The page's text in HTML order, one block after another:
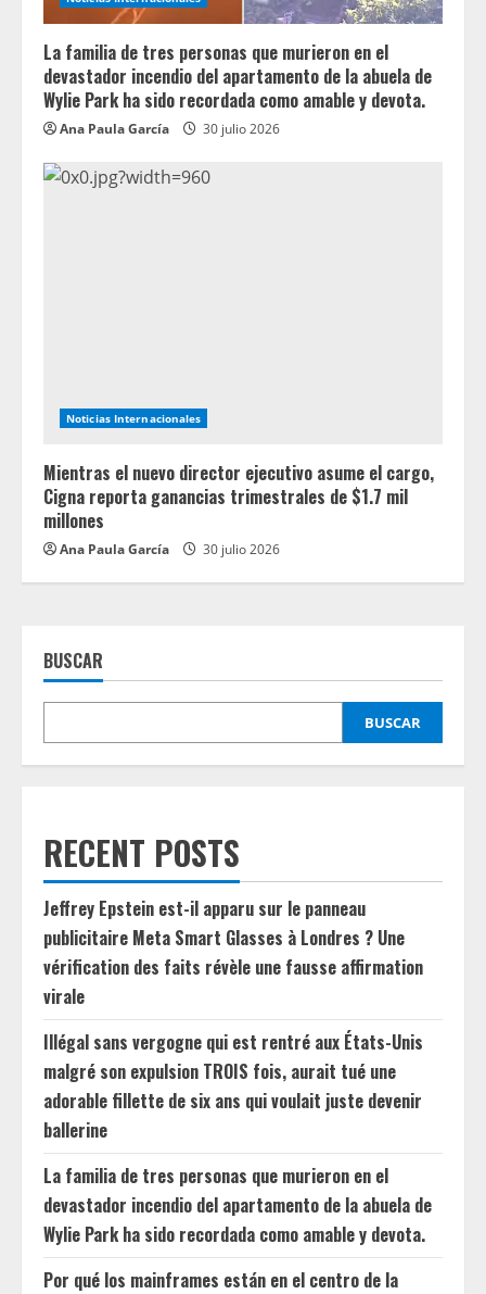
La familia de tres personas que murieron en el
devastador incendio del apartamento de la abuela de
Wylie Park ha sido recordada como amable y devota.
Ana Paula García 30 julio 2026
Noticias Internacionales
Mientras el nuevo director ejecutivo asume el cargo,
Cigna reporta ganancias trimestrales de $1.7 mil
millones
Ana Paula García 30 julio 2026
BUSCAR
BUSCAR
RECENT POSTS
Jeffrey Epstein est-il apparu sur le panneau
publicitaire Meta Smart Glasses à Londres ? Une
vérification des faits révèle une fausse affirmation
virale
Illégal sans vergogne qui est rentré aux États-Unis
malgré son expulsion TROIS fois, aurait tué une
adorable fillette de six ans qui voulait juste devenir
ballerine
La familia de tres personas que murieron en el
devastador incendio del apartamento de la abuela de
Wylie Park ha sido recordada como amable y devota.
Por qué los mainframes están en el centro de la